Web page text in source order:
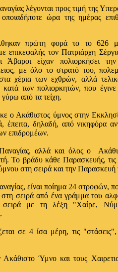
λέγονται προς τιμή της
ώρα της ημέρας
πρώτη φορά το το 626
επικεφαλής τον Πατριάρχη
Άβαροι είχαν πολιορκήσει
με όλο το στρατό του,
χέρια των εχθρών, αλλά
των πολιορκητών, που
γύρω από τα τείχη.
ο Ακάθιστος ύμνος στην
έπειτα, δηλαδή, από νικηφόρα
επιδρομέων.
αλλά και όλος ο
Το βράδυ κάθε Παρασκευής, τις
στη σειρά και την Παρασκευή
είναι ποίημα 24 στροφών,
στη σειρά από ένα γράμμα του
σειρά με τη λέξη "Χαίρε,
σε 4 ίσα μέρη, τις
Ακάθιστο Ύμνο και τους